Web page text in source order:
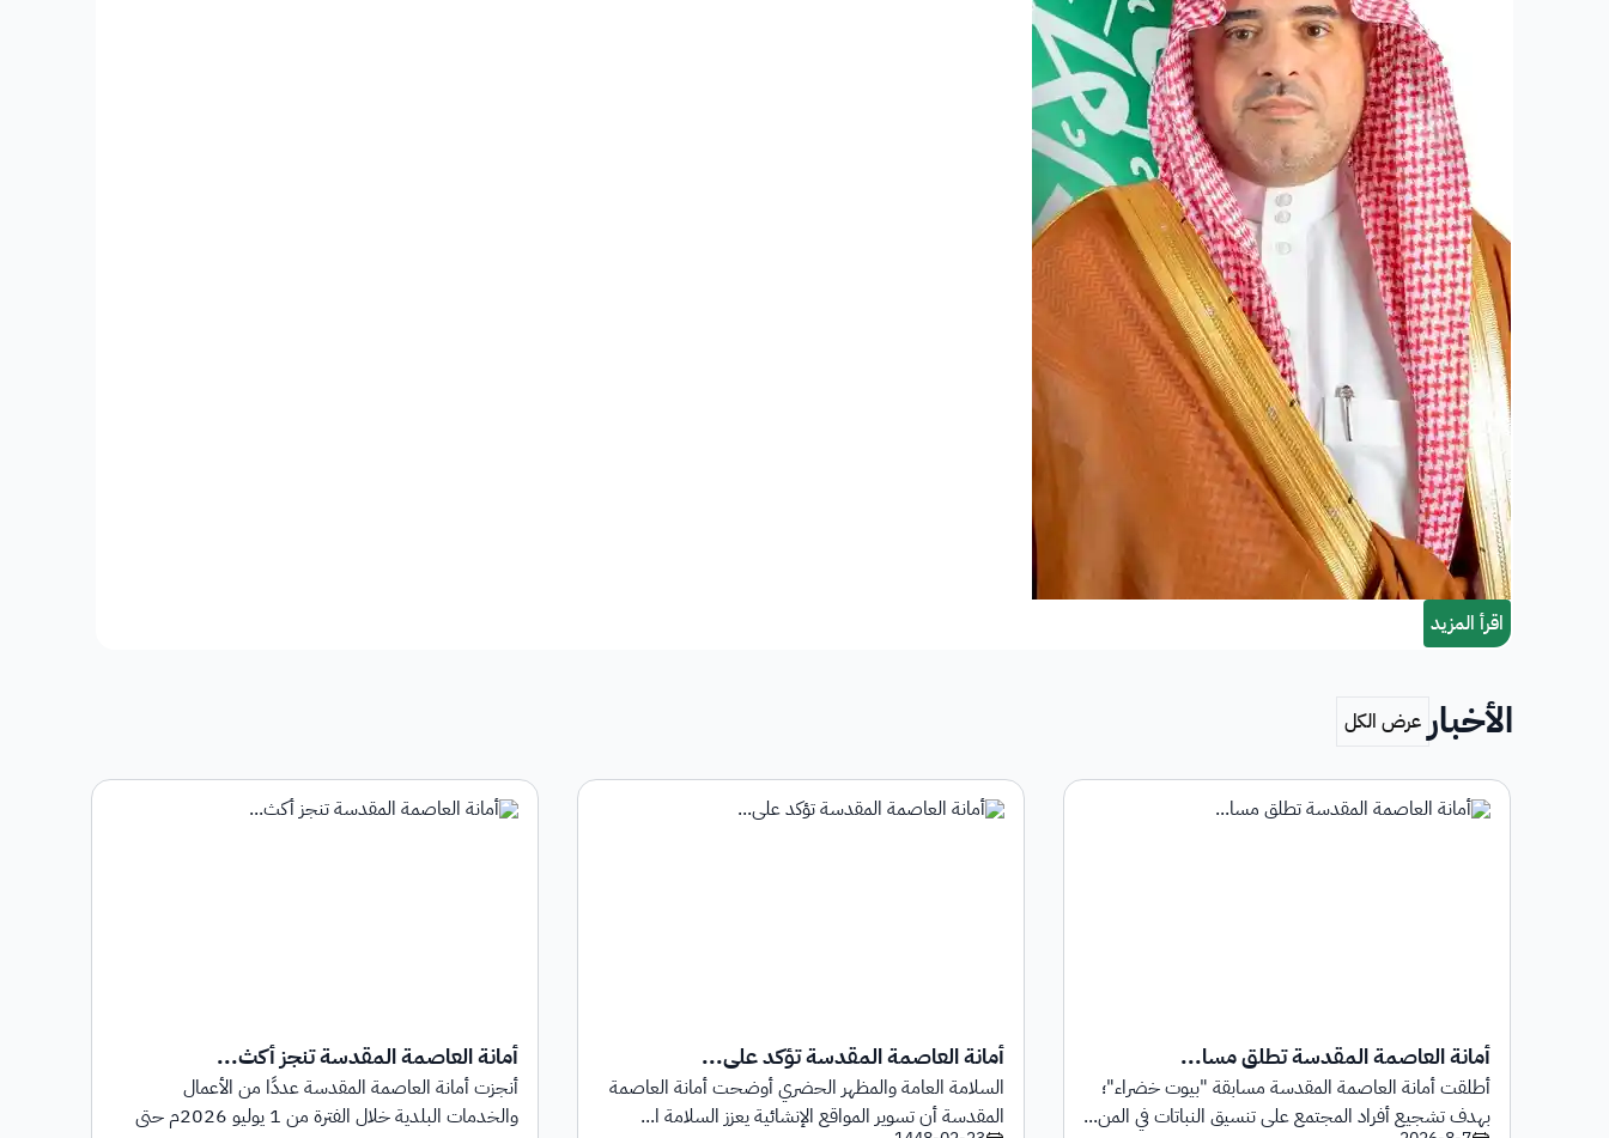
الأخبار
أمانة العاصمة المقدسة تطلق مسا...
أطلقت أمانة العاصمة المقدسة مسابقة "بيوت خضراء"؛
بهدف تشجيع أفراد المجتمع على تنسيق النباتات في المن...
أمانة العاصمة المقدسة تؤكد على...
السلامة العامة والمظهر الحضري أوضحت أمانة العاصمة
المقدسة أن تسوير المواقع الإنشائية يعزز السلامة ا...
أمانة العاصمة المقدسة تنجز أكث...
أنجزت أمانة العاصمة المقدسة عددًا من الأعمال
والخدمات البلدية خلال الفترة من 1 يوليو 2026م حتى